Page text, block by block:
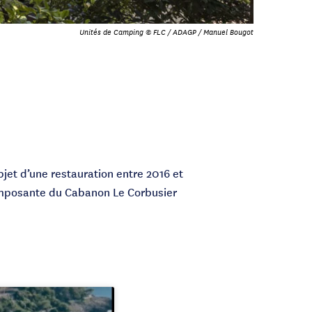
Unités de Camping © FLC / ADAGP / Manuel Bougot
d’une restauration entre 2016 et
du Cabanon Le Corbusier